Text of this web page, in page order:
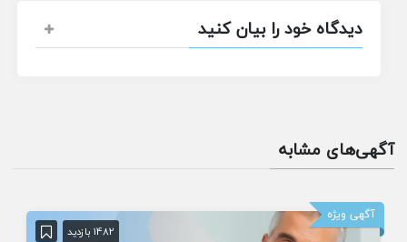
دیدگاه خود را بیان کنید
آگهی‌های مشابه
آگهی ویژه
1482 بازدید